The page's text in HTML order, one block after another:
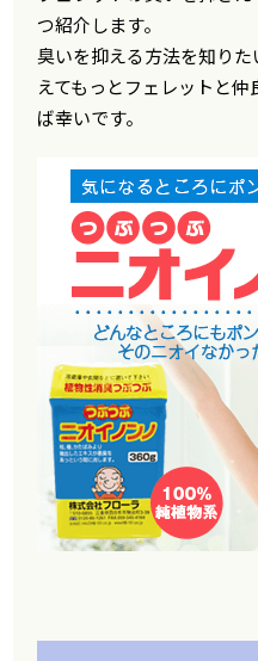
つ紹介します。
臭いを抑える方法を知り
えてもっとフェレットと
ば幸いです。